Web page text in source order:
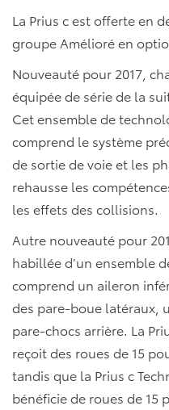
La Prius c est offerte en
groupe Amélioré en
Nouveauté pour 2017,
équipée de série de la
Cet ensemble de
comprend le système
de sortie de voie et les
rehausse les
les effets des collisions.
Autre nouveauté pour
habillée d’un ensemble
comprend un aileron
des pare-boue latéraux,
pare-chocs arrière. La
reçoit des roues de 15
tandis que la Prius c
bénéficie de roues de 15